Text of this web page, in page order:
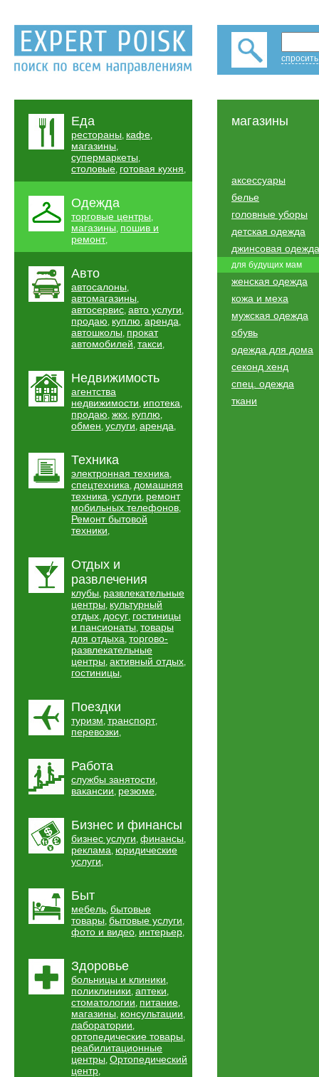
Еда
рестораны, кафе,
магазины,
супермаркеты,
столовые, готовая кухня,
Одежда
торговые центры,
магазины, пошив и
ремонт,
Авто
автосалоны,
автомагазины,
автосервис, авто услуги,
продаю, куплю, аренда,
автошколы, прокат
автомобилей, такси,
Недвижимость
агентства
недвижимости, ипотека,
продаю, жкх, куплю,
обмен, услуги, аренда,
Техника
электронная техника,
спецтехника, домашняя
техника, услуги, ремонт
мобильных телефонов,
Ремонт бытовой
техники,
Отдых и
развлечения
клубы, развлекательные
центры, культурный
отдых, досуг, гостиницы
и пансионаты, товары
для отдыха, торгово-
развлекательные
центры, активный отдых,
гостиницы,
Поездки
туризм, транспорт,
перевозки,
Работа
службы занятости,
вакансии, резюме,
Бизнес и финансы
бизнес услуги, финансы,
реклама, юридические
услуги,
Быт
мебель, бытовые
товары, бытовые услуги,
фото и видео, интерьер,
Здоровье
больницы и клиники,
поликлиники, аптеки,
стоматологии, питание,
магазины, консультации,
лаборатории,
ортопедические товары,
реабилитационные
центры, Ортопедический
центр,
магазины
аксессуары
белье
головные уборы
детская одежда
джинсовая одежда
для будущих мам
женская одежда
кожа и меха
мужская одежда
обувь
одежда для дома
секонд хенд
спец. одежда
ткани